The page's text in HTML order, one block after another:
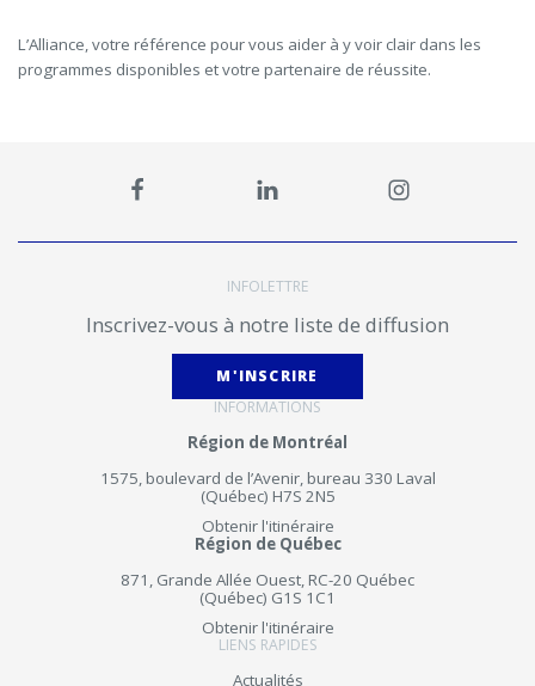
L’Alliance, votre référence pour vous aider à y voir clair dans les
programmes disponibles et votre partenaire de réussite.
INFOLETTRE
Inscrivez-vous à notre liste de diffusion
M'INSCRIRE
INFORMATIONS
Région de Montréal
1575, boulevard de l’Avenir, bureau 330 Laval
(Québec) H7S 2N5
Obtenir l'itinéraire
Région de Québec
871, Grande Allée Ouest, RC-20 Québec
(Québec) G1S 1C1
Obtenir l'itinéraire
LIENS RAPIDES
Actualités